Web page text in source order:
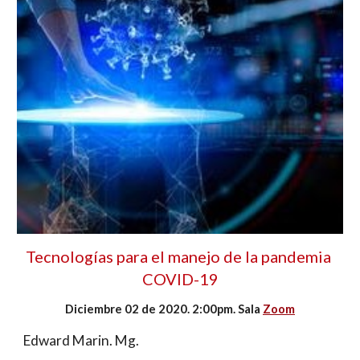
Tecnologías para el manejo de la pandemia
COVID-19
Diciembre 02 de 2020. 2:00pm. Sala Zoom
Edward Marin. Mg.